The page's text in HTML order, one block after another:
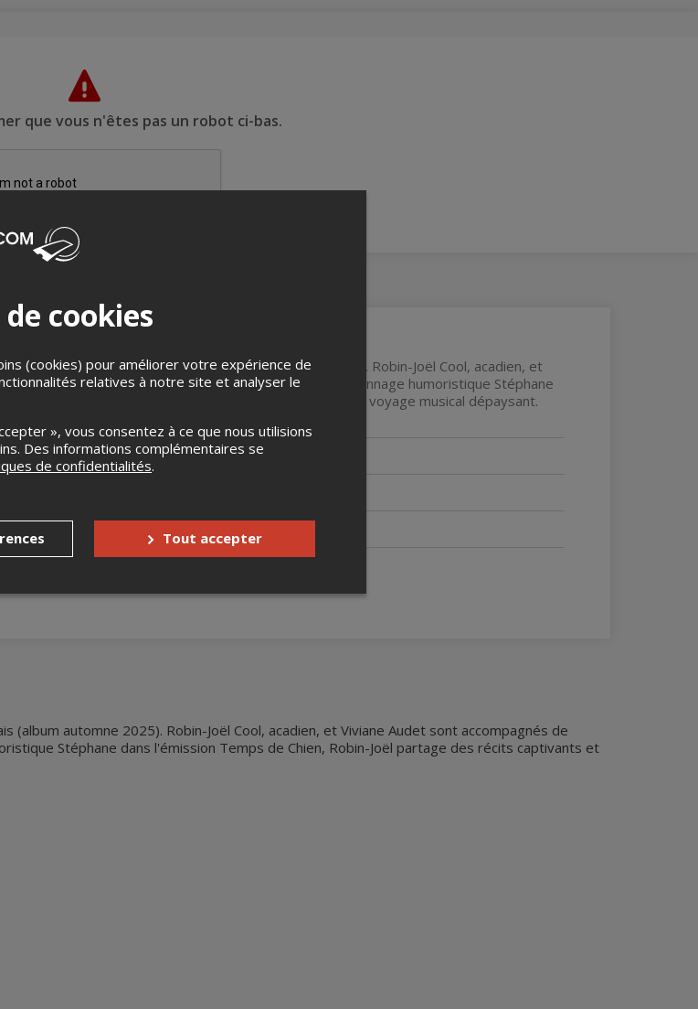
que vous n'êtes pas un robot ci-bas.
nouvelles chansons en français (album automne 2025). Robin-Joël Cool, acadien, et
Parent et Erik West-Millette. Connu pour son personnage humoristique Stéphane
Joël partage des récits captivants et drôles à travers un voyage musical dépaysant.
Aucun remboursement
(album automne 2025). Robin-Joël Cool, acadien, et Viviane Audet sont accompagnés de
Stéphane dans l'émission Temps de Chien, Robin-Joël partage des récits captivants et
cookies
(cookies) pour améliorer votre expérience de
relatives à notre site et analyser le
», vous consentez à ce que nous utilisions
Des informations complémentaires se
de confidentialités.
Tout accepter